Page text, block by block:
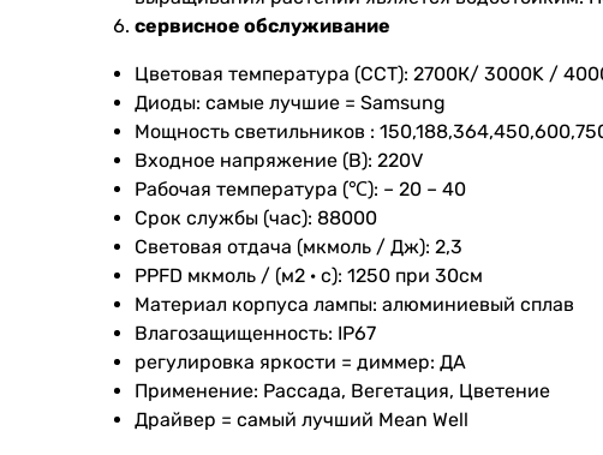
сервисное обслуживание
Цветовая температура (CCT): 2700К/ 3000K /
Диоды: самые лучшие = Samsung
Мощность светильников :
Входное напряжение (В): 220V
Рабочая температура (℃): – 20 – 40
Срок службы (час): 88000
Световая отдача (мкмоль / Дж): 2,3
PPFD мкмоль / (м2 · с): 1250 при 30см
Материал корпуса лампы: алюминиевый сплав
Влагозащищенность: IP67
регулировка яркости = диммер: ДА
Применение: Рассада, Вегетация, Цветение
Драйвер = самый лучший Mean Well